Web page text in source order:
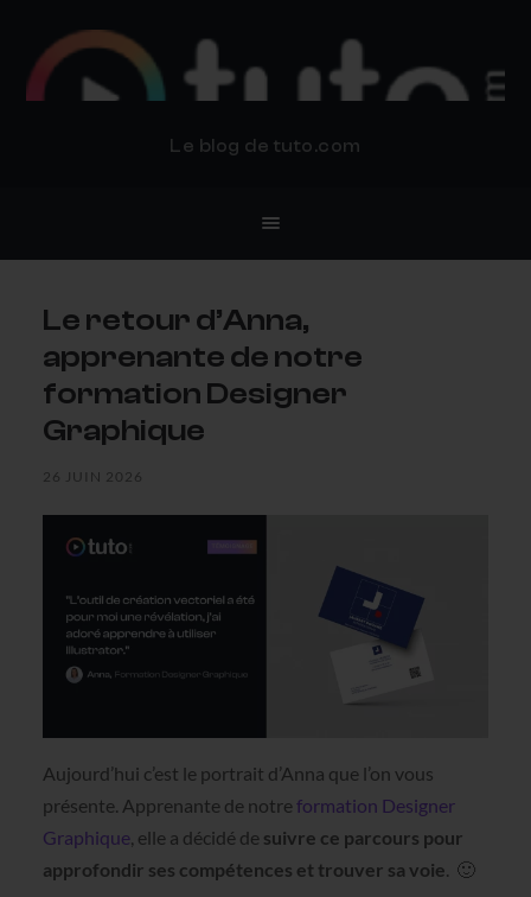
Le blog de tuto.com
Le retour d’Anna,
apprenante de notre
formation Designer
Graphique
26 JUIN 2026
Aujourd’hui c’est le portrait d’Anna que l’on vous
présente. Apprenante de notreformation Designer
Graphique, elle a décidé de suivre ce parcours pour
approfondir ses compétences et trouver sa voie. 🙂